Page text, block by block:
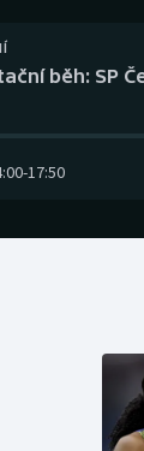
běh: SP
-17:50